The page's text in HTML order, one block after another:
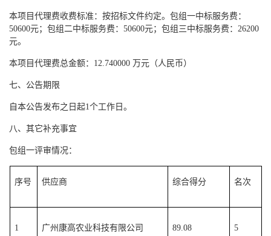
本项目代理费收费标准：按招标文件约定。包组一中标服务费：
50600元；包组二中标服务费：50600元；包组三中标服务费：26200
元。
本项目代理费总金额： 12.740000 万元（人民币）
七、公告期限
自本公告发布之日起1个工作日。
八、其它补充事宜
包组一评审情况：
序号 供应商 综合得分 名次
1 广州康高农业科技有限公司 89.08 5